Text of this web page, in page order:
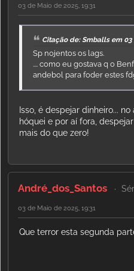
03 de Maio de 2025, 19:31
Citação de: Smballs em 03
Sp nojentos os lags.
.... como eu gostava q o
andebol para foder estes
Isso, é despejar dinheiro...
hóquei e por aí fora,
mais do que zero!
André_dos_Santos
03 de Maio de 2025, 19:31
Que terror esta segunda